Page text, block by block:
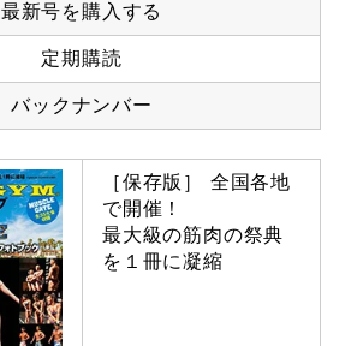
最新号を購入する
定期購読
バックナンバー
［保存版］ 全国各地
で開催！
最大級の筋肉の祭典
を１冊に凝縮